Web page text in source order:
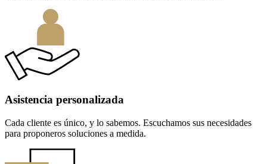
Asistencia personalizada
Cada cliente es único, y lo sabemos. Escuchamos sus necesidades
para proponeros soluciones a medida.